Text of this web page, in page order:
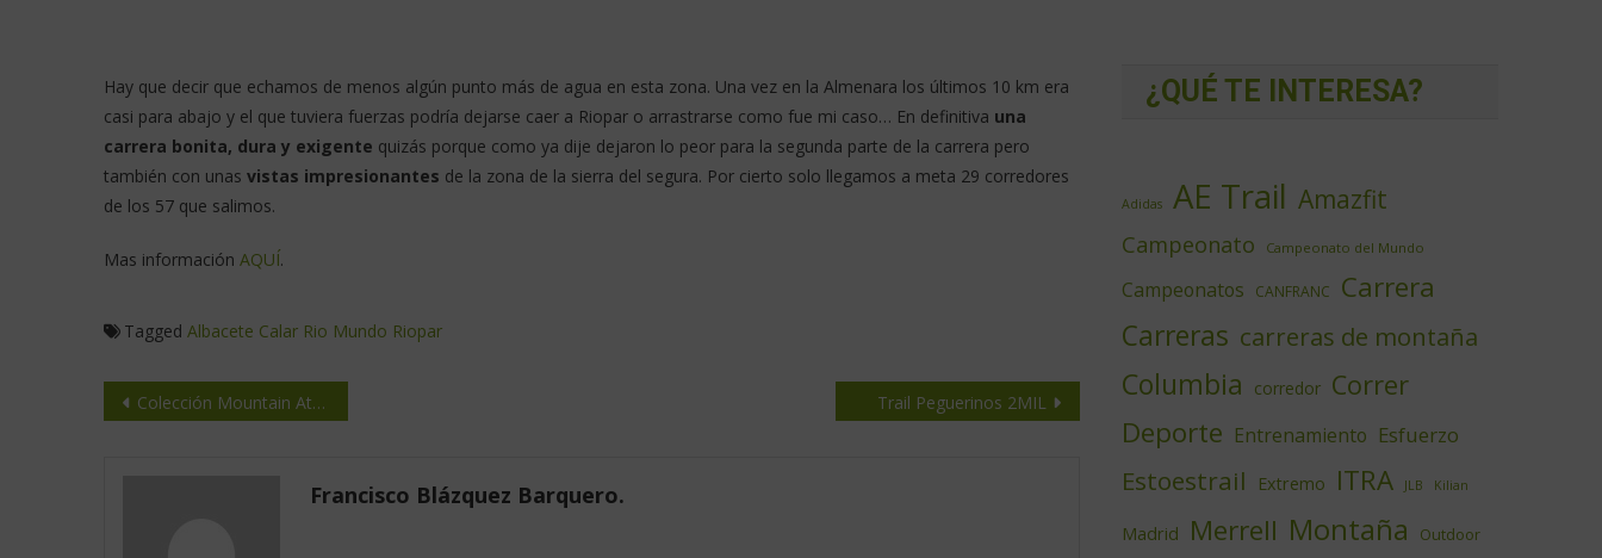
Hay que decir que echamos de menos algún punto más de agua en esta zona. Una vez en la Almenara los últimos 10 km era
casi para abajo y el que tuviera fuerzas podría dejarse caer a Riopar o arrastrarse como fue mi caso… En definitiva una
carrera bonita, dura y exigente quizás porque como ya dije dejaron lo peor para la segunda parte de la carrera pero
también con unas vistas impresionantes de la zona de la sierra del segura. Por cierto solo llegamos a meta 29 corredores
de los 57 que salimos.
Mas información AQUÍ.
Tagged Albacete Calar Rio Mundo Riopar
Colección Mountain Attitude, de Colmar Trail Peguerinos 2MIL
Francisco Blázquez Barquero.
¿QUÉ TE INTERESA?
Adidas AE Trail Amazfit
Campeonato Campeonato del Mundo
Campeonatos CANFRANC
Carrera
Carreras carreras de montaña
Columbia corredor Correr
Deporte Entrenamiento Esfuerzo
Estoestrail Extremo ITRA JLB Kilian
Madrid Merrell Montaña Outdoor